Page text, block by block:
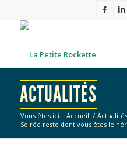
ACTUALITÉS
Vous êtes ici : Accueil / Actualités
Soirée resto dont vous êtes le